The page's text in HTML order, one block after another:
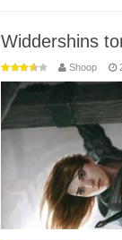
Widdershins
Shoop